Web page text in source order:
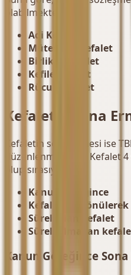
olabilmektedir:
Adi Kefalet
Müteselsil Kefalet
Birlikte Kefalet
Kefile Kefalet
Rücua Kefalet
Kefaletin Sona
Kefaletin sona ermesi ise
düzenlenmektedir. Kefalet
olup sırasıyla:
Kanun gereğince
Kefaletten dönülerek
Süreli olan kefalet
Süreli olmayan
Kanun Gereğince